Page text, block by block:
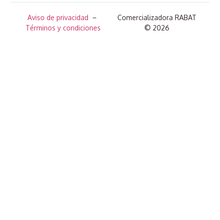
Aviso de privacidad –
Términos y condiciones
Comercializadora RABAT
© 2026